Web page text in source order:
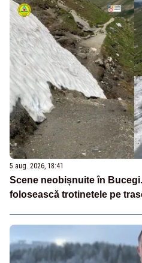
5 aug. 2026, 18:41
Scene neobișnuite în
folosească trotinetele pe